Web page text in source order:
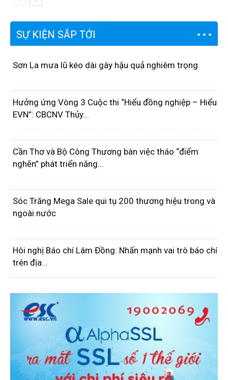
SỰ KIỆN SẮP TỚI
Sơn La mưa lũ kéo dài gây hậu quả nghiêm trọng
Hưởng ứng Vòng 3 Cuộc thi “Hiểu đồng nghiệp – Hiểu
EVN”: CBCNV Thủy...
Cần Thơ và Bộ Công Thương bàn việc tháo “điểm
nghẽn” phát triển năng...
Sóc Trăng Mega Sale qui tụ 200 thương hiệu trong và
ngoài nước
Hôi nghị Báo chí Lâm Đồng: Nhấn mạnh vai trò báo chí
trên địa...